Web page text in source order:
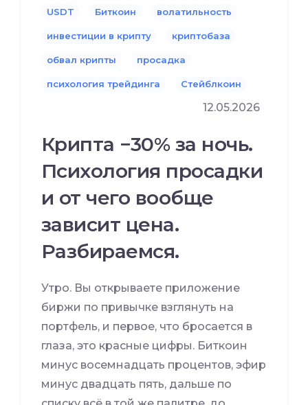
USDT Биткоин волатильность
инвестиции в крипту криптобаза
обвал крипты просадка
психология трейдинга Стейблкоин
12.05.2026
Крипта −30% за ночь.
Психология просадки
и от чего вообще
зависит цена.
Разбираемся.
Утро. Вы открываете приложение
биржи по привычке взглянуть на
портфель, и первое, что бросается в
глаза, это красные цифры. Биткоин
минус восемнадцать процентов, эфир
минус двадцать пять, дальше по